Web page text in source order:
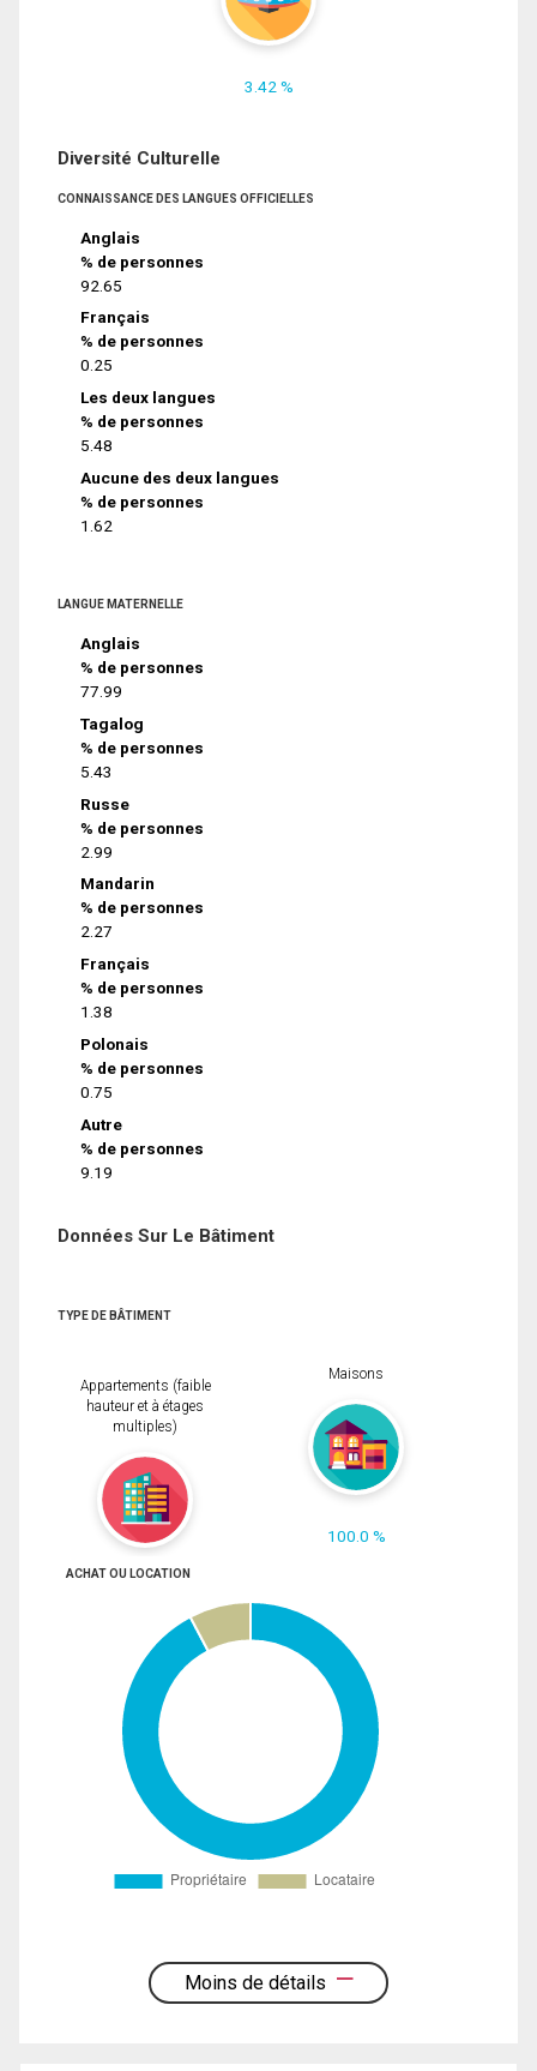
3.42 %
Diversité Culturelle
CONNAISSANCE DES LANGUES OFFICIELLES
Anglais
% de personnes
92.65
Français
% de personnes
0.25
Les deux langues
% de personnes
5.48
Aucune des deux langues
% de personnes
1.62
LANGUE MATERNELLE
Anglais
% de personnes
77.99
Tagalog
% de personnes
5.43
Russe
% de personnes
2.99
Mandarin
% de personnes
2.27
Français
% de personnes
1.38
Polonais
% de personnes
0.75
Autre
% de personnes
9.19
Données Sur Le Bâtiment
TYPE DE BÂTIMENT
Appartements (faible
hauteur et à étages
multiples)
Maisons
100.0 %
ACHAT OU LOCATION
Moins de détails